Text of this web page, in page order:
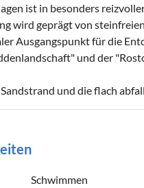
ist in besonders
wird geprägt von
Ausgangspunkt für die
und der
und die flach
Schwimmen